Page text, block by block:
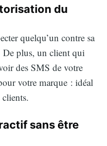
du
quelqu’un contre sa
plus, un client qui
des SMS de votre
votre marque : idéal
sans être